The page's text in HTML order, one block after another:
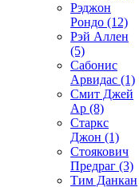
Рэджон
Рондо (12)
Рэй Аллен
(5)
Сабонис
Арвидас (1)
Смит Джей
Ар (8)
Старкс
Джон (1)
Стоякович
Предраг (3)
Тим Данкан